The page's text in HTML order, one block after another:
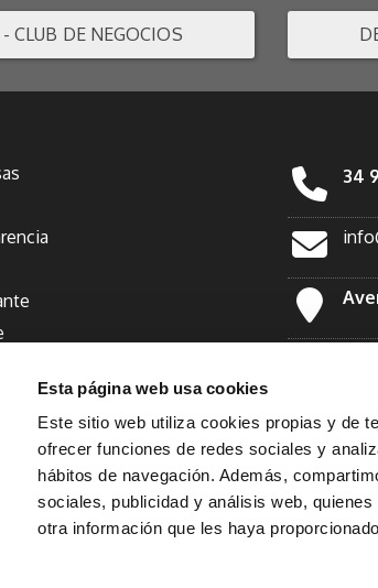
Esta página web usa cookies
Este sitio web utiliza cookies propias y de
ofrecer funciones de redes sociales y
hábitos de navegación. Además,
sociales, publicidad y análisis web,
otra información que les haya
CLUB DE NEGOCIOS
(Formación y Empleo)
34